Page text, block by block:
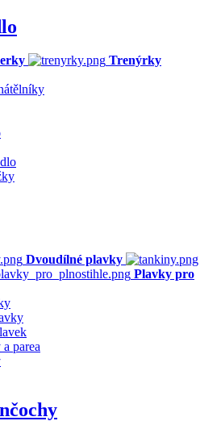
Trenýrky
Dvoudílné plavky
Plavky pro
parea